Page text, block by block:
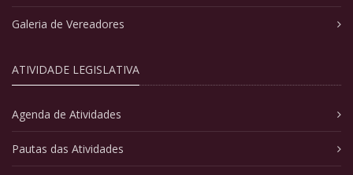
Galeria de Vereadores
ATIVIDADE LEGISLATIVA
Agenda de Atividades
Pautas das Atividades